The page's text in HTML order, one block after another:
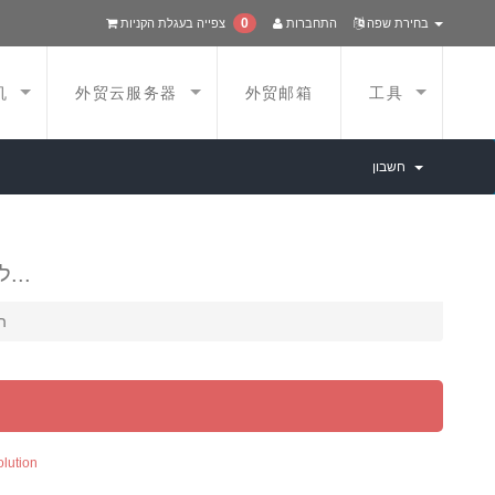
התחברות 0
外贸云服务器 外贸邮箱 工具
ליצירת חשבון אצלנו...